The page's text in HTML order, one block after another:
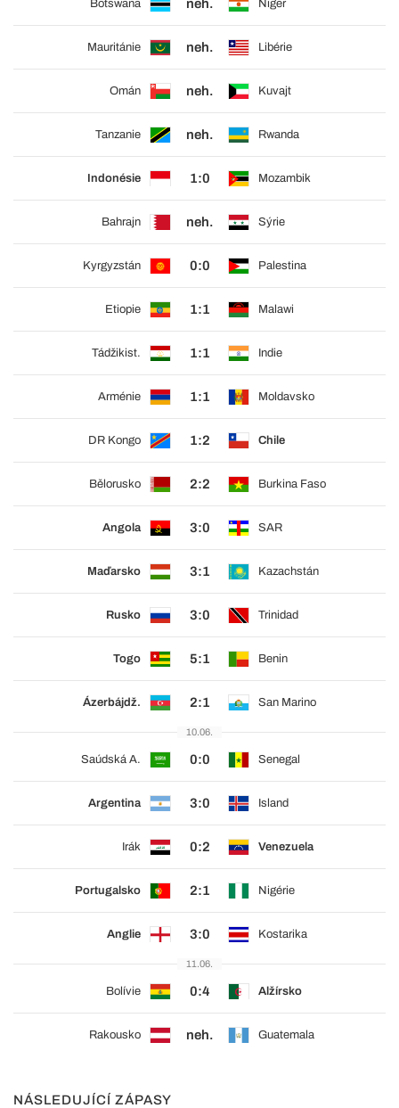
Botswana neh. Niger
Mauritánie neh. Libérie
Omán neh. Kuvajt
Tanzanie neh. Rwanda
Indonésie 1:0 Mozambik
Bahrajn neh. Sýrie
Kyrgyzstán 0:0 Palestina
Etiopie 1:1 Malawi
Tádžikist. 1:1 Indie
Arménie 1:1 Moldavsko
DR Kongo 1:2 Chile
Bělorusko 2:2 Burkina Faso
Angola 3:0 SAR
Maďarsko 3:1 Kazachstán
Rusko 3:0 Trinidad
Togo 5:1 Benin
Ázerbájdž. 2:1 San Marino
10.06.
Saúdská A. 0:0 Senegal
Argentina 3:0 Island
Irák 0:2 Venezuela
Portugalsko 2:1 Nigérie
Anglie 3:0 Kostarika
11.06.
Bolívie 0:4 Alžírsko
Rakousko neh. Guatemala
NÁSLEDUJÍCÍ ZÁPASY